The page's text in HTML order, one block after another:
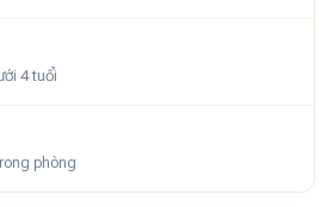
4 tuổi
phòng